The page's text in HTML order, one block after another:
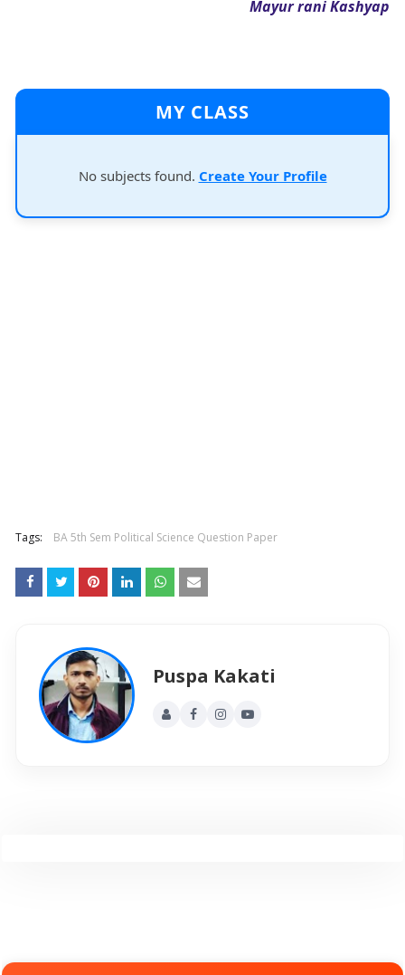
Mayur rani Kashyap
MY CLASS
No subjects found. Create Your Profile
Tags: BA 5th Sem Political Science Question Paper
Puspa Kakati